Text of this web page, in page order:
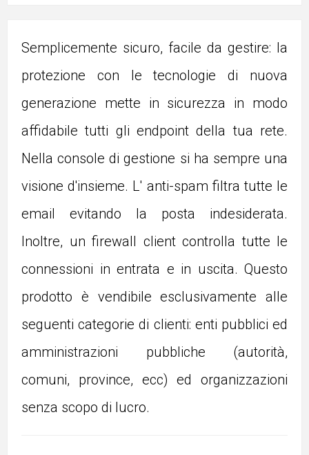
Semplicemente sicuro, facile da gestire: la
protezione con le tecnologie di nuova
generazione mette in sicurezza in modo
affidabile tutti gli endpoint della tua rete.
Nella console di gestione si ha sempre una
visione d'insieme. L' anti-spam filtra tutte le
email evitando la posta indesiderata.
Inoltre, un firewall client controlla tutte le
connessioni in entrata e in uscita. Questo
prodotto è vendibile esclusivamente alle
seguenti categorie di clienti: enti pubblici ed
amministrazioni pubbliche (autorità,
comuni, province, ecc) ed organizzazioni
senza scopo di lucro.